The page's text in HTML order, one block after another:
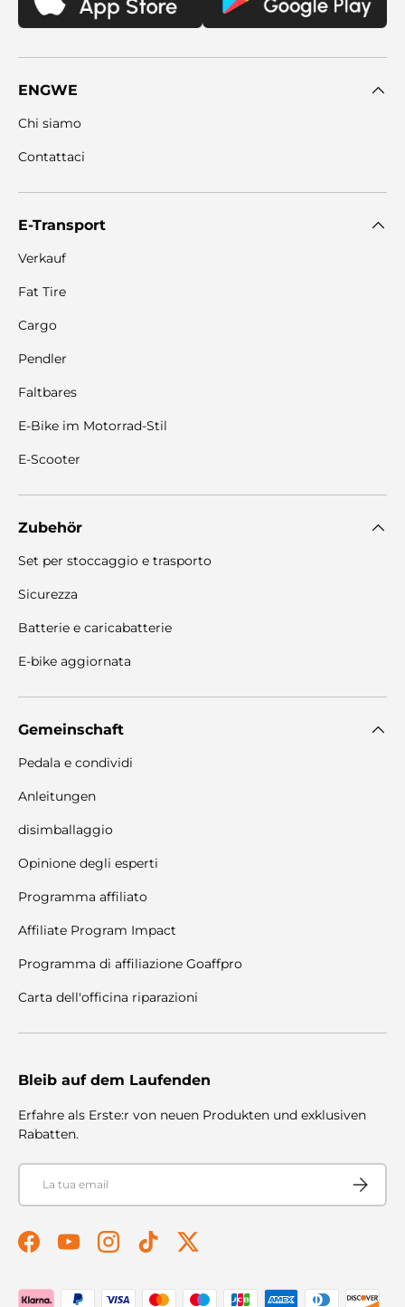
ENGWE
Chi siamo
Contattaci
E-Transport
Verkauf
Fat Tire
Cargo
Pendler
Faltbares
E-Bike im Motorrad-Stil
E-Scooter
Zubehör
Set per stoccaggio e trasporto
Sicurezza
Batterie e caricabatterie
E-bike aggiornata
Gemeinschaft
Pedala e condividi
Anleitungen
disimballaggio
Opinione degli esperti
Programma affiliato
Affiliate Program Impact
Programma di affiliazione Goaffpro
Carta dell'officina riparazioni
Bleib auf dem Laufenden
Erfahre als Erste:r von neuen Produkten und exklusiven
Rabatten.
Email
Iscriviti
FacebookYouTubeInstagramTikTokTwitter
Metodi di pagamento accettati